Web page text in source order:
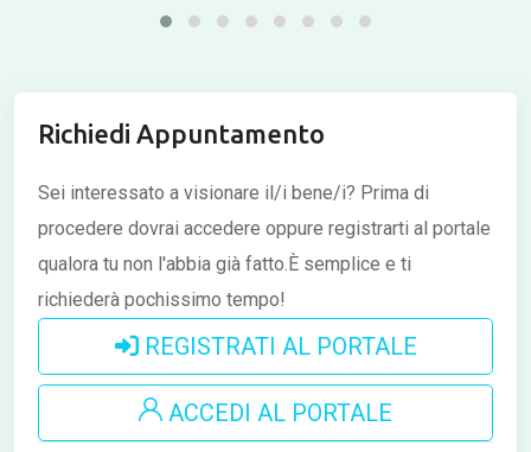
Richiedi Appuntamento
Sei interessato a visionare il/i bene/i? Prima di
procedere dovrai accedere oppure registrarti al portale
qualora tu non l'abbia già fatto.È semplice e ti
richiederà pochissimo tempo!
REGISTRATI AL PORTALE
ACCEDI AL PORTALE